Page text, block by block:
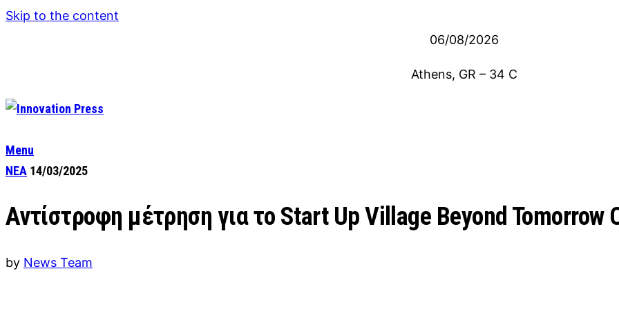
Skip to the content
06/08/2026
Athens, GR – 34 C
Menu
ΝΕΑ 14/03/2025
Αντίστροφη μέτρηση για το Start Up Village Beyond Tomorrow
by News Team